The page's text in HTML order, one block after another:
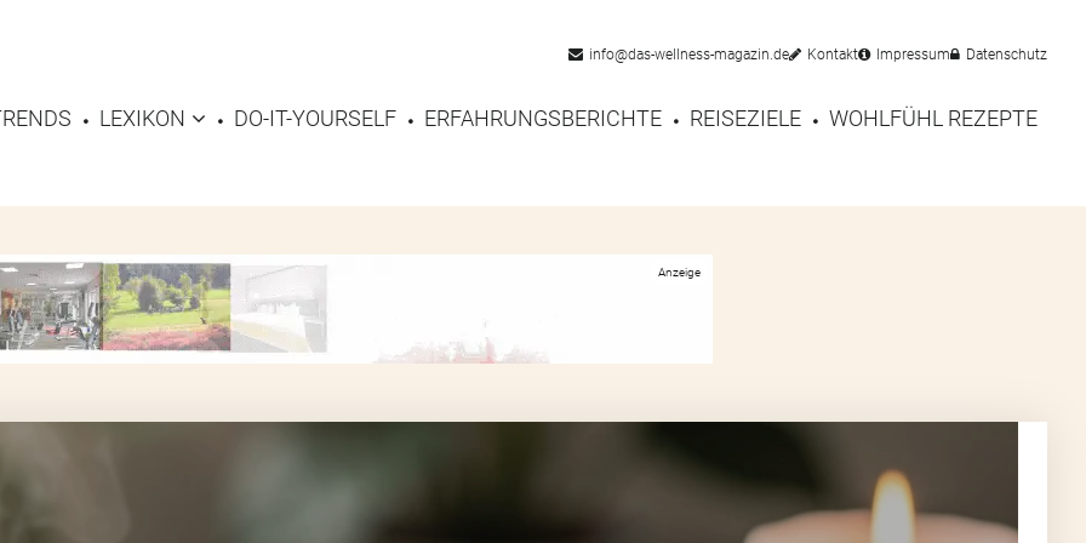
info@das-wellness-magazin.de Kontakt Impressum Datenschutz
LEXIKON DO-IT-YOURSELF ERFAHRUNGSBERICHTE REISEZIELE WOHLFÜHL REZEPTE